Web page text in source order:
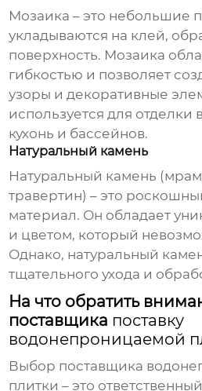
Мозаика – это небольшие
укладываются на клей,
поверхность. Мозаика
гибкостью и позволяет
узоры и декоративные
используется для отделки
кухонь и бассейнов.
Натуральный камень
Натуральный камень
травертин) – это
материал. Он обладает
и цветом, который
Однако, натуральный
тщательного ухода и
На что обратить
поставщика поставку
водонепроницаемой
Выбор поставщика
плитки – это